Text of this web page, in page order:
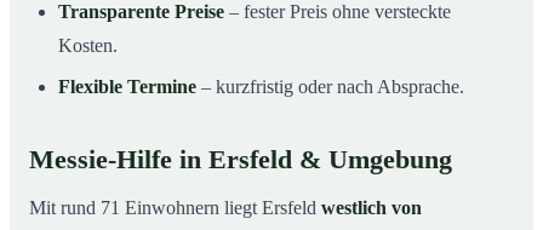
Transparente Preise – fester Preis ohne versteckte
Kosten.
Flexible Termine – kurzfristig oder nach Absprache.
Messie-Hilfe in Ersfeld & Umgebung
Mit rund 71 Einwohnern liegt Ersfeld westlich von